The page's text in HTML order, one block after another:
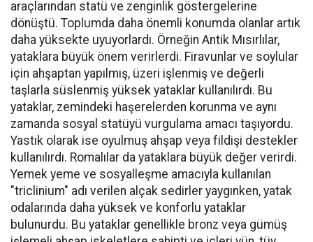
araçlarından statü ve zenginlik göstergelerine
dönüştü. Toplumda daha önemli konumda olanlar artık
daha yüksekte uyuyorlardı. Örneğin Antik Mısırlılar,
yataklara büyük önem verirlerdi. Firavunlar ve soylular
için ahşaptan yapılmış, üzeri işlenmiş ve değerli
taşlarla süslenmiş yüksek yataklar kullanılırdı. Bu
yataklar, zemindeki haşerelerden korunma ve aynı
zamanda sosyal statüyü vurgulama amacı taşıyordu.
Yastık olarak ise oyulmuş ahşap veya fildişi destekler
kullanılırdı. Romalılar da yataklara büyük değer verirdi.
Yemek yeme ve sosyalleşme amacıyla kullanılan
"triclinium" adı verilen alçak sedirler yaygınken, yatak
odalarında daha yüksek ve konforlu yataklar
bulunurdu. Bu yataklar genellikle bronz veya gümüş